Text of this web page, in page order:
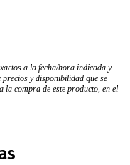
a la fecha/hora indicada y
y disponibilidad que se
la compra de este producto, en el